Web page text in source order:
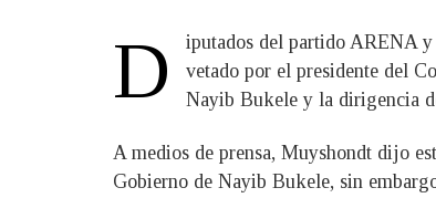
D
iputados del partido ARENA
vetado por el presidente del
Nayib Bukele y la dirigencia
A medios de prensa, Muyshondt dijo
Gobierno de Nayib Bukele, sin